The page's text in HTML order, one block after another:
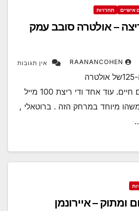
אישיים תחרויות
ריצה – אולטרה סובב עמק
RAANANCOHEN אין תגובות
02:30בלילה.הק“מ ה-125של אולטרה
סובב–עמק160.עושים חיים. עוד אחד ודי ריצת 100 מייל
משהו מיוחד במרחק הזה . ברוטאלי ,
ומתוק – איירונמן